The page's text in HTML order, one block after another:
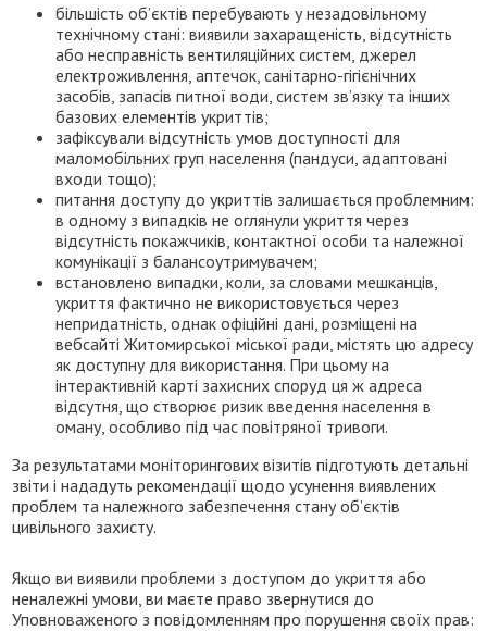
більшість об’єктів перебувають у незадовільному
технічному стані: виявили захаращеність, відсутність
або несправність вентиляційних систем, джерел
електроживлення, аптечок, санітарно-гігієнічних
засобів, запасів питної води, систем зв’язку та інших
базових елементів укриттів;
зафіксували відсутність умов доступності для
маломобільних груп населення (пандуси, адаптовані
входи тощо);
питання доступу до укриттів залишається проблемним:
в одному з випадків не оглянули укриття через
відсутність покажчиків, контактної особи та належної
комунікації з балансоутримувачем;
встановлено випадки, коли, за словами мешканців,
укриття фактично не використовується через
непридатність, однак офіційні дані, розміщені на
вебсайті Житомирської міської ради, містять цю адресу
як доступну для використання. При цьому на
інтерактивній карті захисних споруд ця ж адреса
відсутня, що створює ризик введення населення в
оману, особливо під час повітряної тривоги.
За результатами моніторингових візитів підготують детальні
звіти і нададуть рекомендації щодо усунення виявлених
проблем та належного забезпечення стану об’єктів
цивільного захисту.
Якщо ви виявили проблеми з доступом до укриття або
неналежні умови, ви маєте право звернутися до
Уповноваженого з повідомленням про порушення своїх прав: